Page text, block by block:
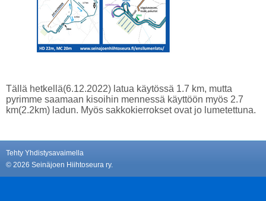
Tällä hetkellä(6.12.2022) latua käytössä 1.7 km, mutta
pyrimme saamaan kisoihin mennessä käyttöön myös 2.7
km(2.2km) ladun. Myös sakkokierrokset ovat jo lumetettuna.
Tehty Yhdistysavaimella
© 2026 Seinäjoen Hiihtoseura ry.